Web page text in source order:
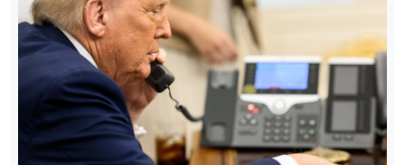
خطيرة في حادث بين دراجة نارية ومركبة
فاجعة في نهر الأردن: إقرار وفاة فتى (12
عاماً) إثر انقلابه من قارب
لجنة الوفاق تنفي وجود استقالات: النشر
مغرض، ويهدف الطعن بشرعيتها